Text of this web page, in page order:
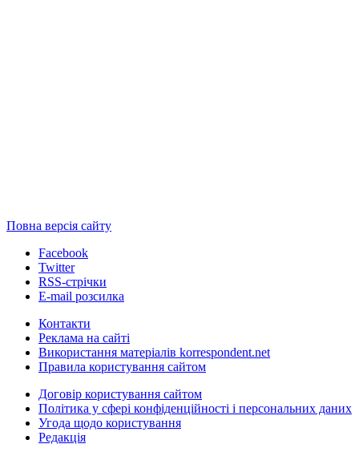
Повна версія сайту
Facebook
Twitter
RSS-стрічки
E-mail розсилка
Контакти
Реклама на сайті
Використання матеріалів korrespondent.net
Правила користування сайтом
Договір користування сайтом
Політика у сфері конфіденційності і персональних даних
Угода щодо користування
Редакція